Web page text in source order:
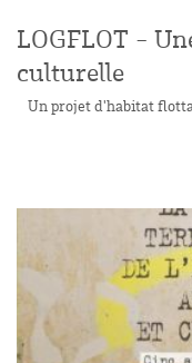
LOGFLOT -
culturelle
Un projet d'habitat